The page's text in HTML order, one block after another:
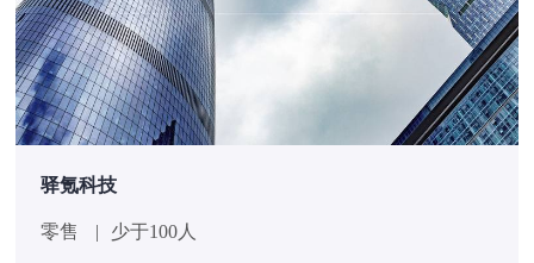
驿氪科技
零售 | 少于100人